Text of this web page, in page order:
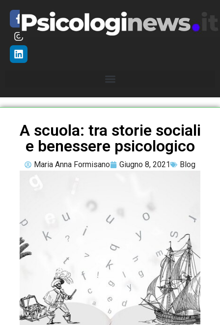
A scuola: tra storie sociali
e benessere psicologico
Maria Anna Formisano Giugno 8, 2021 Blog